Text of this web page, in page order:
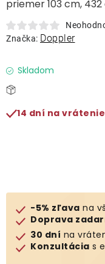
Doplnky
Dáždniky
O nás
priemer 103 cm, 432
Značka: Doppler
Skladom
14 dní na vrátenie
-5% zľava na
Doprava
30 dní na
Konzultácia s